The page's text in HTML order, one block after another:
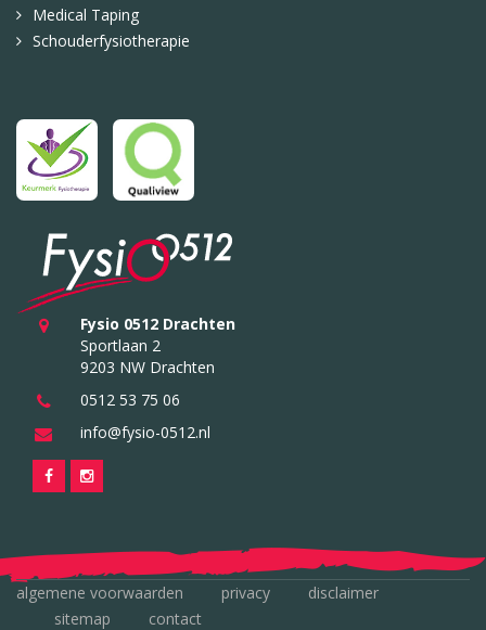
Medical Taping
Schouderfysiotherapie
Fysio 0512 Drachten
Sportlaan 2
9203 NW Drachten
0512 53 75 06
info@fysio-0512.nl
algemene voorwaarden privacy
disclaimer
sitemap
contact